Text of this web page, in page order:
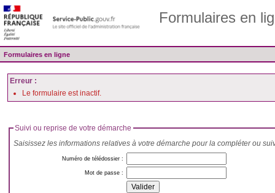
Formulaires en
Formulaires en ligne
Erreur :
Le formulaire est inactif.
Suivi ou reprise de votre démarche
Saisissez les informations relatives à votre démarche pour la compléter ou
Numéro de télédossier :
Mot de passe :